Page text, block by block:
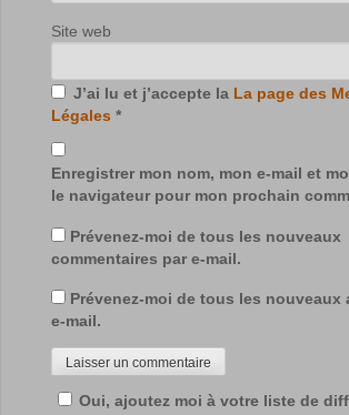
Site web
J’ai lu et j’accepte la La page des
Légales *
Enregistrer mon nom, mon e-mail et
le navigateur pour mon prochain
Prévenez-moi de tous les nouveaux
commentaires par e-mail.
Prévenez-moi de tous les nouveaux
e-mail.
Oui, ajoutez moi à votre liste de